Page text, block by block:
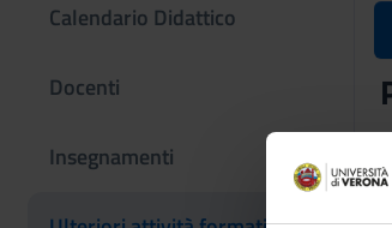
Calendario Didattico
Docenti
Insegnamenti